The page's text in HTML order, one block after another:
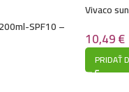
SPF10 –
Vivaco
10,49€
PRIDAŤ